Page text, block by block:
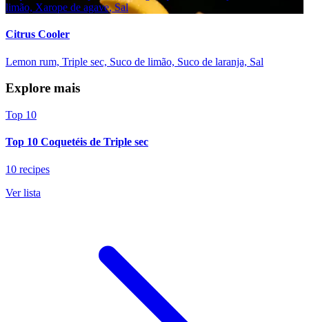
limão, Xarope de agave, Sal
Citrus Cooler
Lemon rum, Triple sec, Suco de limão, Suco de laranja, Sal
Explore mais
Top 10
Top 10 Coquetéis de Triple sec
10 recipes
Ver lista